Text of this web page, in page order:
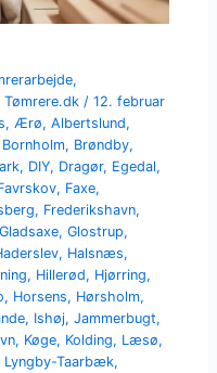
,
Tømrere.dk /12. februar
, Ærø,Albertslund,
Bornholm, Brøndby,
, DIY, Dragør, Egedal,
, Faxe,
, Frederikshavn,
Gladsaxe,Glostrup,
, Halsnæs,
, Hillerød, Hjørring,
, Horsens, Hørsholm,
, Ishøj,Jammerbugt,
, Køge, Kolding, Læsø,
Lyngby-Taarbæk,